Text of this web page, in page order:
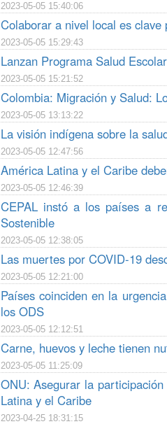
2023-05-05 15:40:06
Colaborar a nivel local es
2023-05-05 15:29:43
Lanzan Programa Salud
2023-05-05 15:21:52
Colombia: Migración y Salud:
2023-05-05 13:13:22
La visión indígena sobre la
2023-05-05 12:47:56
América Latina y el Caribe
2023-05-05 12:46:39
CEPAL instó a los países a
Sostenible
2023-05-05 12:38:05
Las muertes por COVID-19
2023-05-05 12:21:00
Países coinciden en la
los ODS
2023-05-05 12:12:51
Carne, huevos y leche tienen
2023-05-05 11:25:09
ONU: Asegurar la
Latina y el Caribe
2023-04-25 18:31:15